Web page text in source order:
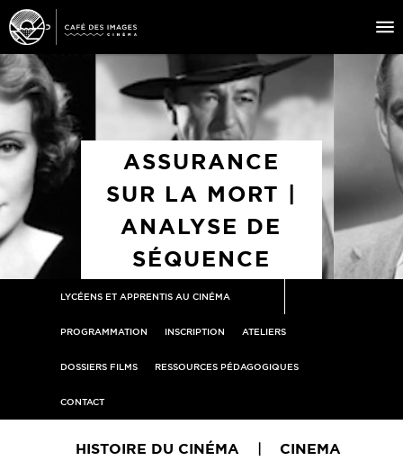
À L’AFFICHE
ÉVÉNEMENTS
ÉDUCATION AUX IMAGES
ASSURANCE
SUR LA MORT |
ANALYSE DE
SÉQUENCE
LYCÉENS ET APPRENTIS AU CINÉMA
PROGRAMMATION INSCRIPTION ATELIERS
DOSSIERS FILMS RESSOURCES PÉDAGOGIQUES
CONTACT
HISTOIRE DU CINÉMA |
CINEMA